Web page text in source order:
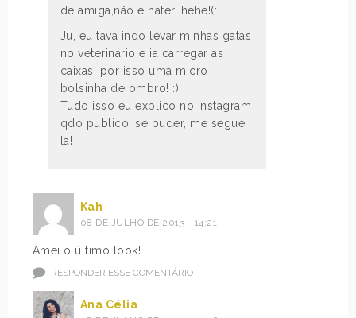
de amiga,não e hater, hehe!(:
Ju, eu tava indo levar minhas gatas
no veterinário e ia carregar as
caixas, por isso uma micro
bolsinha de ombro! :)
Tudo isso eu explico no instagram
qdo publico, se puder, me segue
la!
Kah
08 DE JULHO DE 2013 - 14:21
Amei o último look!
RESPONDER ESSE COMENTÁRIO
Ana Célia